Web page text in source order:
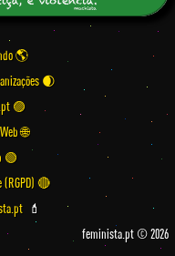
🟣
🌐
🟢
(RGPD) 🔴
💄
feminista.pt © 2026